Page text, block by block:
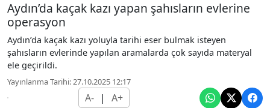
Aydın’da kaçak kazı yapan şahısların evlerine
operasyon
Aydın’da kaçak kazı yoluyla tarihi eser bulmak isteyen
şahısların evlerinde yapılan aramalarda çok sayıda materyal
ele geçirildi.
Yayınlanma Tarihi: 27.10.2025 12:17
A- | A+